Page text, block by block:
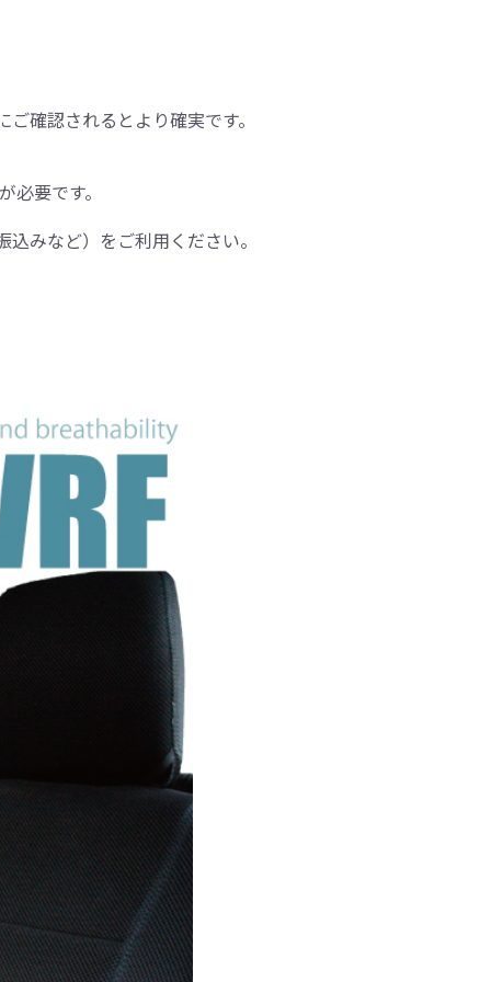
確認されるとより確実です。
要です。
みなど）をご利用ください。